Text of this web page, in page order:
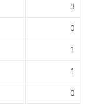
3
0
1
1
0